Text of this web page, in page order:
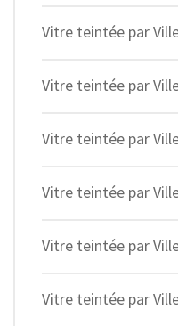
Vitre teintée par
Vitre teintée par
Vitre teintée par
Vitre teintée par
Vitre teintée par
Vitre teintée par